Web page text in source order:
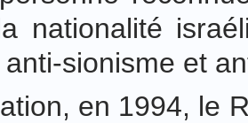
nationalité
anti-sionisme et
en 1994, le